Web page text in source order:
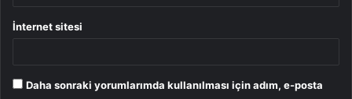
İnternet sitesi
Daha sonraki yorumlarımda kullanılması için adım, e-posta